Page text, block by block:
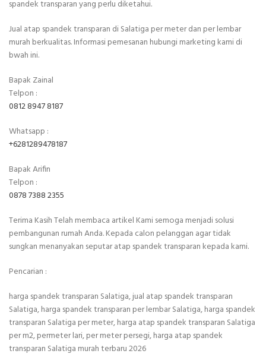
spandek transparan yang perlu diketahui.
Jual atap spandek transparan di Salatiga per meter dan per lembar
murah berkualitas. Informasi pemesanan hubungi marketing kami di
bwah ini.
Bapak Zainal
Telpon :
0812 8947 8187
Whatsapp :
+6281289478187
Bapak Arifin
Telpon :
0878 7388 2355
Terima Kasih Telah membaca artikel Kami semoga menjadi solusi
pembangunan rumah Anda. Kepada calon pelanggan agar tidak
sungkan menanyakan seputar atap spandek transparan kepada kami.
Pencarian :
harga spandek transparan Salatiga, jual atap spandek transparan
Salatiga, harga spandek transparan per lembar Salatiga, harga spandek
transparan Salatiga per meter, harga atap spandek transparan Salatiga
per m2, permeter lari, per meter persegi, harga atap spandek
transparan Salatiga murah terbaru 2026